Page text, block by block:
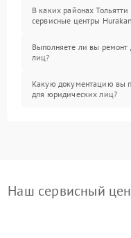
В каких районах Тольятти
сервисные центры
Выполняете ли вы
лиц?
Какую документацию вы
для юридических лиц?
Наш сервисный